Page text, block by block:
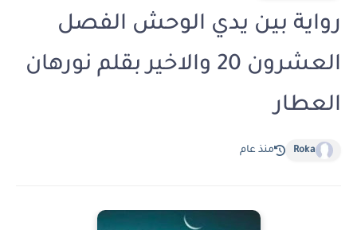
رواية بين يدي الوحش الفصل
العشرون 20 والاخير بقلم نورهان
العطار
Roka منذ عام